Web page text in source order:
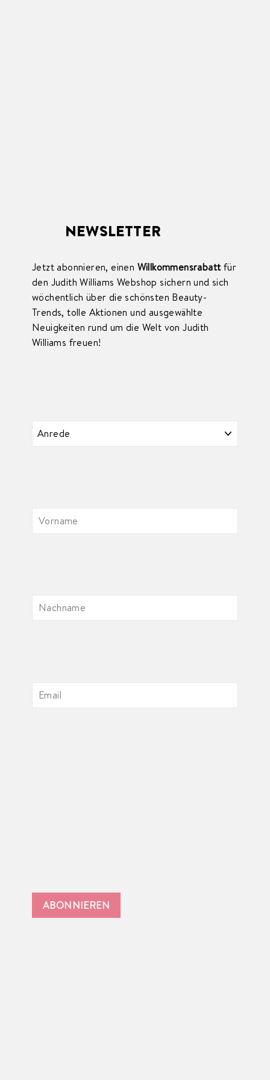
NEWSLETTER
Jetzt abonnieren, einen Willkommensrabattfür
den Judith Williams Webshop sichern und sich
wöchentlich über die schönsten Beauty-
Trends, tolle Aktionen und ausgewählte
Neuigkeiten rund um die Welt von Judith
Williams freuen!
ABONNIEREN